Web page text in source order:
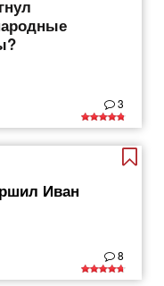
3
Иван
8